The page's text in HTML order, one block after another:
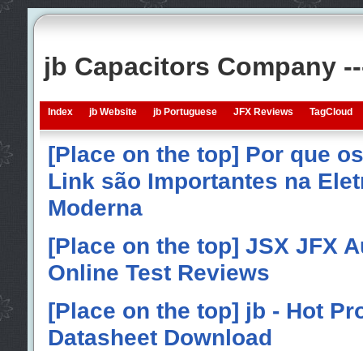
jb Capacitors Company
Index jb Website jb Portuguese JFX Reviews TagCloud
[Place on the top] Por que
Link são Importantes na
Moderna
[Place on the top] JSX JFX
Online Test Reviews
[Place on the top] jb - Hot
Datasheet Download